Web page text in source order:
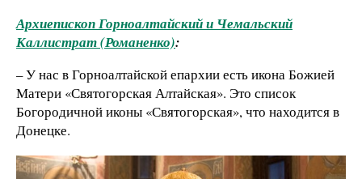
Архиепископ Горноалтайский и Чемальский
Каллистрат (Романенко):
– У нас в Горноалтайской епархии есть икона Божией
Матери «Святогорская Алтайская». Это список
Богородичной иконы «Святогорская», что находится в
Донецке.